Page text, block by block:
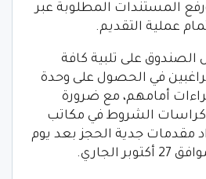
المستندات المطلوبة عبر
عملية التقديم.
الصندوق على تلبية كافة
في الحصول على وحدة
أمامهم، مع ضرورة
كراسات الشروط في مكاتب
مقدمات جدية الحجز بعد يوم
الجاري.​